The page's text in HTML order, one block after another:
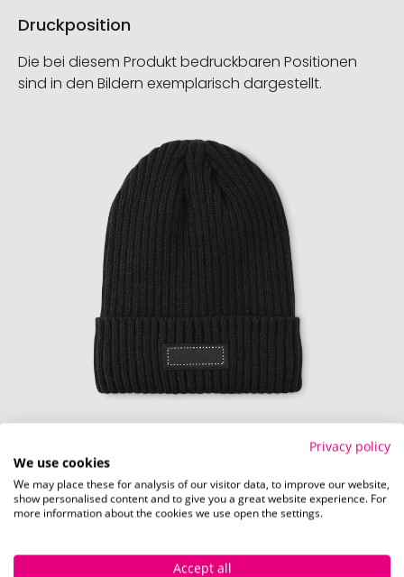
Druckposition
Die bei diesem Produkt bedruckbaren Positionen
sind in den Bildern exemplarisch dargestellt.
Schnell und einfachhierdie Standskizze
herunterladen.
Privacy policy
We use cookies
We may place these for analysis of our visitor data, to improve our website,
show personalised content and to give you a great website experience. For
more information about the cookies we use open the settings.
Accept all